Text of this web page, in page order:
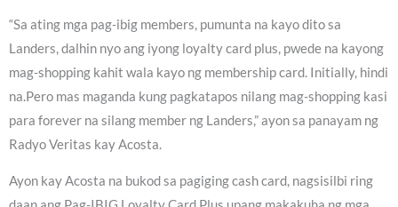
“Sa ating mga pag-ibig members, pumunta na kayo dito sa
Landers, dalhin nyo ang iyong loyalty card plus, pwede na kayong
mag-shopping kahit wala kayo ng membership card. Initially, hindi
na.Pero mas maganda kung pagkatapos nilang mag-shopping kasi
para forever na silang member ng Landers,” ayon sa panayam ng
Radyo Veritas kay Acosta.
Ayon kay Acosta na bukod sa pagiging cash card, nagsisilbi ring